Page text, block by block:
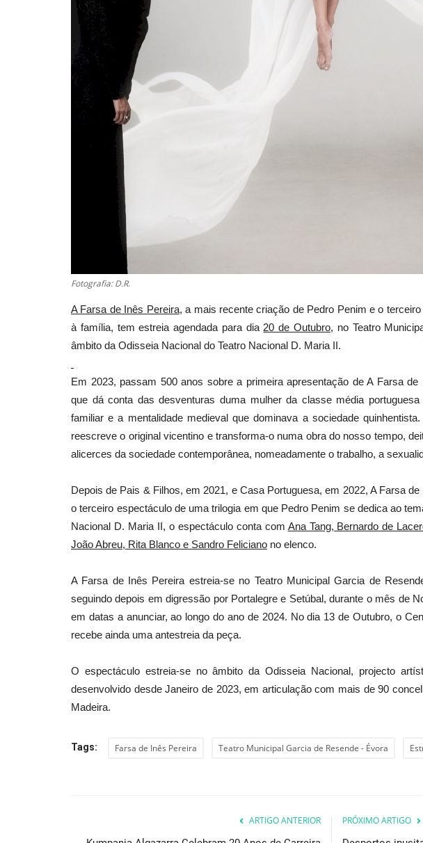
Fotografia: D.R.
A Farsa de Inês Pereira, a mais recente criação de Pedro Penim e o
à família, tem estreia agendada para dia 20 de Outubro, no Teatro
âmbito da Odisseia Nacional do Teatro Nacional D. Maria II.
Em 2023, passam 500 anos sobre a primeira apresentação de A Farsa
que dá conta das desventuras duma mulher da classe média
familiar e a mentalidade medieval que dominava a sociedade
reescreve o original vicentino e transforma-o numa obra do nosso tempo,
alicerces da sociedade contemporânea, nomeadamente o trabalho, a
Depois de Pais & Filhos, em 2021, e Casa Portuguesa, em 2022, A Farsa
o terceiro espectáculo de uma trilogia em que Pedro Penim se dedica ao
Nacional D. Maria II, o espectáculo conta com Ana Tang, Bernardo de
João Abreu, Rita Blanco e Sandro Feliciano no elenco.
A Farsa de Inês Pereira estreia-se no Teatro Municipal Garcia de
seguindo depois em digressão por Portalegre e Setúbal, durante o mês de
em datas a anunciar, ao longo do ano de 2024. No dia 13 de Outubro, o
recebe ainda uma antestreia da peça.
O espectáculo estreia-se no âmbito da Odisseia Nacional, projecto
desenvolvido desde Janeiro de 2023, em articulação com mais de 90
Madeira.
Tags: Farsa de Inês Pereira Teatro Municipal Garcia de Resende - Évora
ARTIGO ANTERIOR PRÓXIMO ARTIGO
Concerto "Glenn Hughes performs
Revista Descla Mai 1, 2023 2160 Revista Descla